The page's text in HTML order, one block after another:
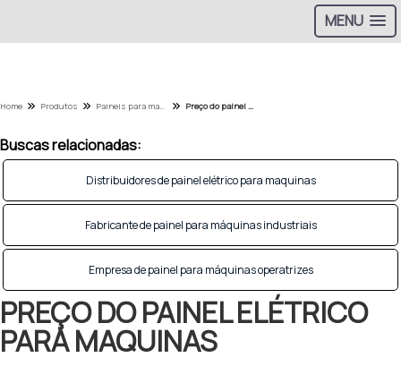
MENU
Home Produtos Paineis para maquinas operatrizes - Categoria Preço do painel elétrico para maquinas
Buscas relacionadas:
Distribuidores de painel elétrico para maquinas
Fabricante de painel para máquinas industriais
Empresa de painel para máquinas operatrizes
PREÇO DO PAINEL ELÉTRICO
PARA MAQUINAS